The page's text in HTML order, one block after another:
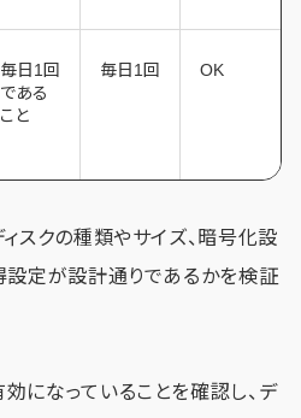
毎日1回
である
こと
毎日1回 OK
スクの種類やサイズ、暗号化設
設定が設計通りであるかを検証
になっていることを確認し、デ